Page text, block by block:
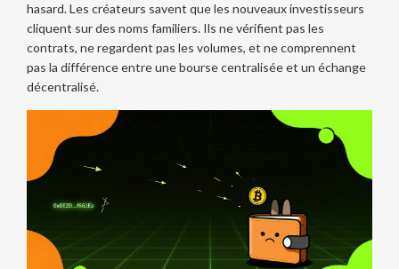
hasard. Les créateurs savent que les nouveaux investisseurs
cliquent sur des noms familiers. Ils ne vérifient pas les
contrats, ne regardent pas les volumes, et ne comprennent
pas la différence entre une bourse centralisée et un échange
décentralisé.